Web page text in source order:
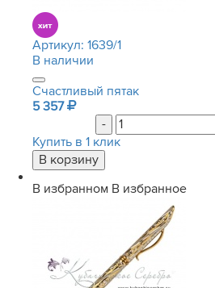
Артикул: 1639/1
В наличии
Счастливый пятак
5 357
-
Купить в 1 клик
В избранном В избранное